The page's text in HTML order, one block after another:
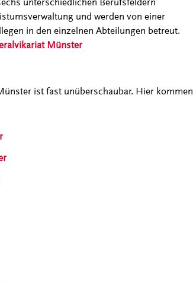
unterschiedlichen Berufsfeldern
und werden von einer
in den einzelnen Abteilungen betreut.
Münster
ist fast unüberschaubar. Hier kommen